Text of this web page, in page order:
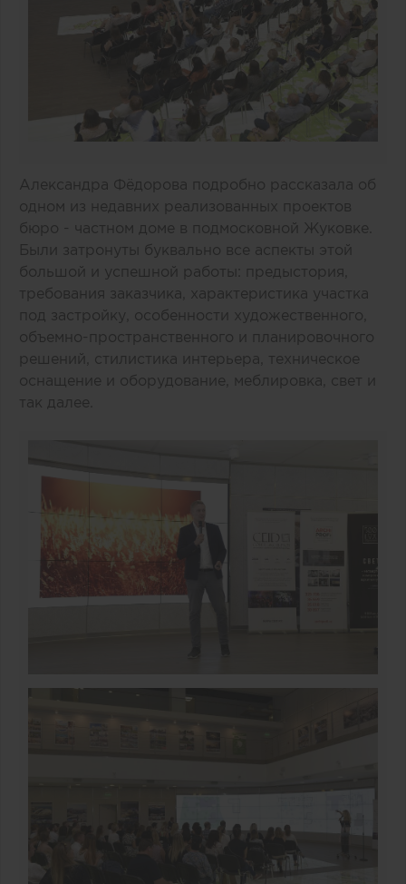
Александра Фёдорова подробно рассказала об
одном из недавних реализованных проектов
бюро - частном доме в подмосковной Жуковке.
Были затронуты буквально все аспекты этой
большой и успешной работы: предыстория,
требования заказчика, характеристика участка
под застройку, особенности художественного,
объемно-пространственного и планировочного
решений, стилистика интерьера, техническое
оснащение и оборудование, меблировка, свет и
так далее.